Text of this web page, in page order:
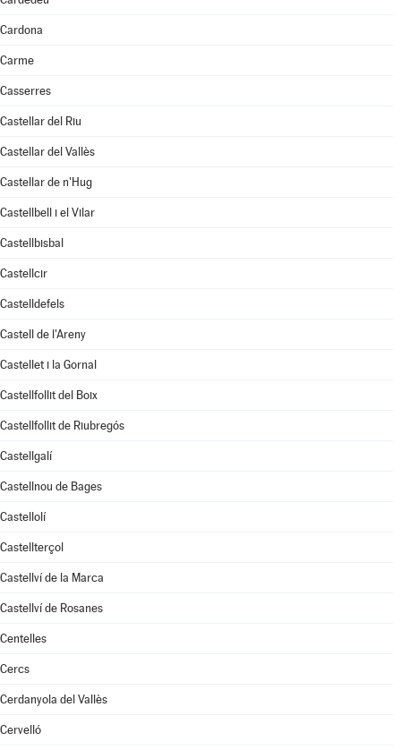
Cardona
Carme
Casserres
Castellar del Riu
Castellar del Vallès
Castellar de n'Hug
Castellbell i el Vilar
Castellbisbal
Castellcir
Castelldefels
Castell de l'Areny
Castellet i la Gornal
Castellfollit del Boix
Castellfollit de Riubregós
Castellgalí
Castellnou de Bages
Castellolí
Castellterçol
Castellví de la Marca
Castellví de Rosanes
Centelles
Cercs
Cerdanyola del Vallès
Cervelló